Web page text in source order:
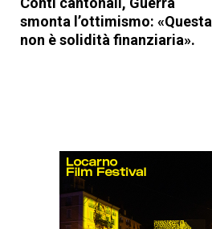
smonta l’ottimismo: «Questa
non è solidità finanziaria».